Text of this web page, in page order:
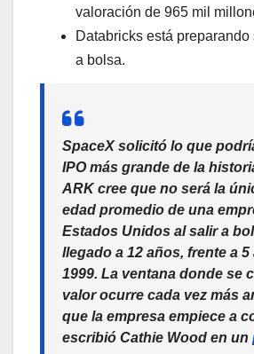
valoración de 965 mil
Databricks está
a bolsa.
SpaceX solicitó lo que
IPO más grande de la
ARK cree que no será la
edad promedio de una
Estados Unidos al salir a
llegado a 12 años, frente a 5
1999. La ventana donde se
valor ocurre cada vez más
que la empresa empiece a
escribió Cathie Wood en un